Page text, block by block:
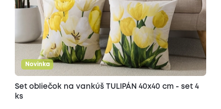
Novinka
Set obliečok na vankúš TULIPÁN 40x40 cm - set 4
ks